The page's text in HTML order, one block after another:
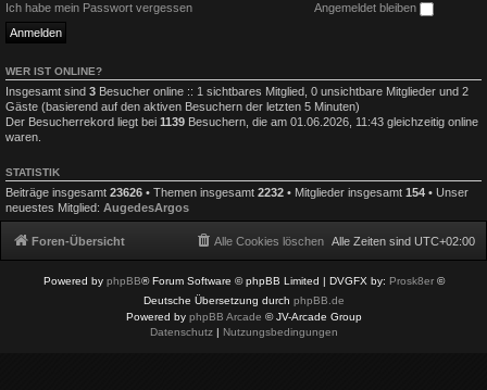
Ich habe mein Passwort vergessen
Angemeldet bleiben
WER IST ONLINE?
Insgesamt sind 3 Besucher online :: 1 sichtbares Mitglied, 0 unsichtbare Mitglieder und 2
Gäste (basierend auf den aktiven Besuchern der letzten 5 Minuten)
Der Besucherrekord liegt bei 1139 Besuchern, die am 01.06.2026, 11:43 gleichzeitig online
waren.
STATISTIK
Beiträge insgesamt 23626 • Themen insgesamt 2232 • Mitglieder insgesamt 154 • Unser
neuestes Mitglied: AugedesArgos
Foren-Übersicht Alle Zeiten sind UTC+02:00
Alle Cookies löschen
Powered by phpBB® Forum Software © phpBB Limited | DVGFX by: Prosk8er©
Deutsche Übersetzung durch phpBB.de
Powered by phpBB Arcade © JV-Arcade Group
Datenschutz| Nutzungsbedingungen